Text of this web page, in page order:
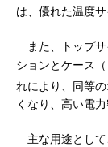
は、優れた温度
また、トップサ
ションとケース
れにより、同等
くなり、高い電
主な用途として